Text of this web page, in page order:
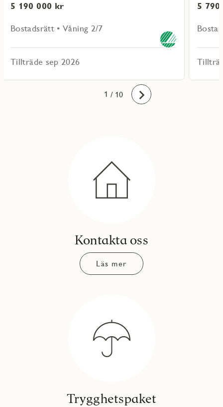
5 190 000 kr
Bostadsrätt • Våning 2/7
Tillträde sep 2026
5
1
2
3
4
5
6
7
8
9
10 / 10 Framåt
Kontakta oss
Läs mer
Trygghetspaket